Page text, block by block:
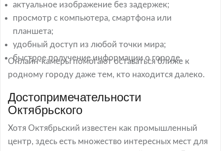
актуальное изображение без задержек;
просмотр с компьютера, смартфона или
планшета;
удобный доступ из любой точки мира;
быстрое получение информации о городе.
Онлайн-камеры помогают оставаться ближе к
родному городу даже тем, кто находится далеко.
Достопримечательности
Октябрьского
Хотя Октябрьский известен как промышленный
центр, здесь есть множество интересных мест для